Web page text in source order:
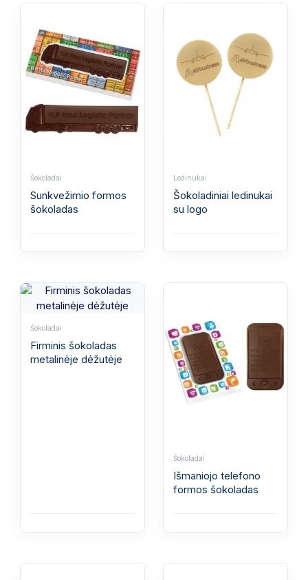
Šokoladai
Sunkvežimio formos
šokoladas
Ledinukai
Šokoladiniai ledinukai
su logo
Šokoladai
Firminis šokoladas
metalinėje dėžutėje
Šokoladai
Išmaniojo telefono
formos šokoladas